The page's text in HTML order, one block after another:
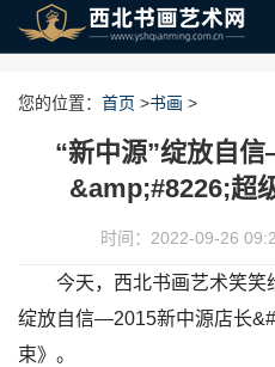
您的位置： 首页 >书画 >
“新中源”绽放自
&amp;#8226;超
时间：2022-09-26
今天，西北书画艺术笑笑
绽放自信—2015新中源店长
束》。